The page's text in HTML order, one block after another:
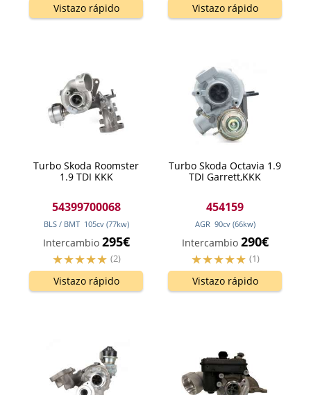
Vistazo rápido Vistazo rápido
Turbo Skoda Roomster
1.9 TDI KKK
54399700068
BLS / BMT 105cv (77kw)
Intercambio 295€
(2)
Vistazo rápido
Turbo Skoda Octavia 1.9
TDI Garrett,KKK
454159
AGR 90cv (66kw)
Intercambio 290€
(1)
Vistazo rápido